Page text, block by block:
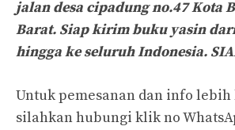
jalan desa cipadung no.47 Kota
Barat. Siap kirim buku yasin
hingga ke seluruh Indonesia.
Untuk pemesanan dan info lebih
silahkan hubungi klik no